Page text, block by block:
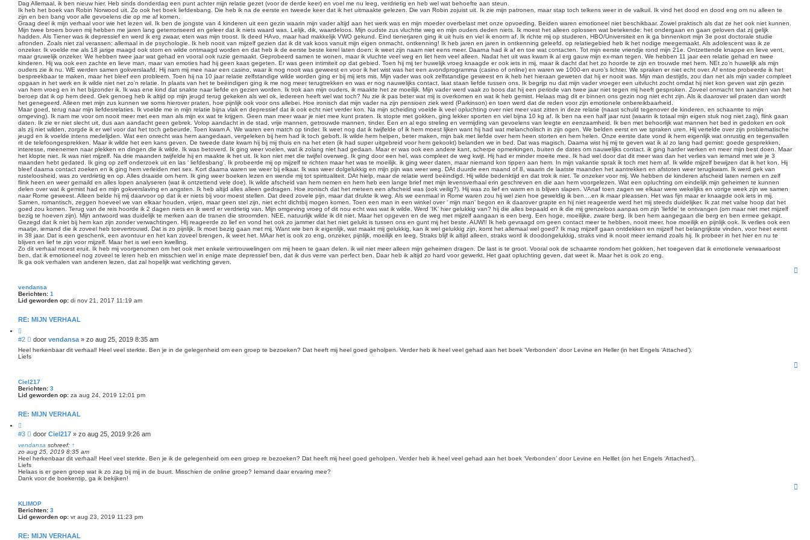
n
e
e
r
r
i
c
h
t
Dag Allemaal, ik ben nieuw hier. Heb sinds donderdag een punt achter mijn relatie gezet (voor de derde keer) en voel me nu leeg, verdrietig en heb wel wat behoefte aan steun.
Ik heb het boek van Robin Norwood uit. Zo ook het boek liefdesbang. Die heb ik na de eerste en tweede keer dat ik het uitmaakte gelezen. Die van Robin zojuist uit. Ik zie mijn patronen, maar stap toch telkens weer in de valkuil. Ik vind het dood en dood eng om nu alleen te
zijn en ben bang voor alle gevoelens die op me af komen.
Graag deel ik mijn verhaal voor wie het lezen wil. Ik ben de jongste van 4 kinderen uit een gezin waarin mijn vader altijd aan het werk was en mijn moeder overbelast met onze opvoeding. Beiden waren emotioneel niet beschikbaar. Zowel praktisch als dat ze het ook niet kunnen.
Mijn twee broers boven mij hebben me jaren lang geterroriseerd en geleer dat ik niets waard was. Lelijk, dik, waardeloos. Mijn oudste zus vluchtte weg en mijn ouders deden niets. Ik moest het alleen oplossen wat betekende: het ondergaan en gaan geloven dat zij gelijk
hadden. Als Tiener was ik depressief en werd ik erg zwaar, eten was mijn troost. Ik deed HAvo, maar had makkelijk VWO gekund. Eind tienerjaren ging ik uit huis en viel ik enorm af. Ik richte mij op studeren, HBO/Universiteit en ik ga binnenkort mijn 3e post doctorale studie
afronden. Zoals niet zal verassen: allemaal in de psychologie. Ik heb nooit van mijzelf gezien dat ik dit vak koos vanuit mijn eigen onmacht, ontkenning! Ik heb jaren en jaren in ontkenning geleefd. op relatiegebied heb ik het nodige meegemaakt. Als adolescent was ik ze
onzeker. Ik voelde me als 18 jarige maagd ook stom en wilde ontmaagd worden en dat heb ik de eerste beste kerel laten doen: ik weet zijn naam niet eens meer. Daarna had ik af en toe wat contacten. Tot mijn eerste vriendje rond mijn 21e. Ontzettende knappe en lieve vent,
maar gruwelijk onzeker. We hebben twee jaar wat gehad en vooral ook ruzie gemaakt. Geprobeerd samen te wonen, maar ik vluchte veel weg en liet hem veel alleen. Nadat het uit was kwam ik al erg gauw mijn ex-man tegen. We hebben 11 jaar een relatie gehad en twee
kinderen. Hij wa ook een zachte en lieve man, maar van emoties had hij geen kaas gegeten. Er was geen intimiteit op dat gebied. Toen hij mij ter huwelijk vroeg knaagde er ook iets in mij, maar ik dacht dat het zo hoorde te zijn en trouwde met hem. NEt zo’n huwelijk als mijn
ouders zie ik nu. WE werden samen gokverslaafd. Hij nam mij mee naar een casino, waar ik nog nooit was geweest en voor ik het wist was het een avondprogramma (casino of online) en waren we 1000-en euro’s lichter. We spraken er niet echt over. Af entoe probeerde ik het
bespreekbaar te maken, maar het bleef een probleem. Toen hij na 10 jaar relatie zelfstandige wilde worden ging er bij mij iets mis. Mijn vader was ook zelfstandige geweest en ik heb het hieraan geweten dat hij er nooit was. Mijn man destijds, zou dan net als mijn vader compleet
opgaan in het werk en ik wilde niet net zo’n relatie. In plaats van het te beëindigen ging ik me nog meer terugtrekken en was er nog nauwelijks contact, laat staan liefde tussen ons. Ik begrijp nu dat mijn vader vroeger een uitvlucht zocht omdat hij niet kon geven wat zijn gezin
van hem vroeg en in het bijzonder ik. Ik was ene kind dat snakte naar liefde en gezien worden. Ik trok aan mijn ouders, ik maakte het ze moeilijk. Mijn vader werd vaak zo boos dat hij een periode van twee jaar niet tegen mij heeft gesproken. Zoveel onmacht ten aanzien van het
beroep dat ik op hem deed. Gek genoeg heb ik altijd op mijn jeugd terug gekeken als wel ok, iedereen heeft wel wat toch? Nu zie ik pas beter wat mij is overkomen en wat ik heb gemist. Helaas mag dit er binnen ons gezin nog niet echt zijn. Als ik daarover wil praten dan wordt
het genegeerd. Alleen met mijn zus kunnen we soms hierover praten, hoe pijnlijk ook voor ons allebei. Hoe ironisch dat mijn vader na zijn pensioen ziek werd (Parkinson) en toen werd dat de reden voor zijn emotionele onbereikbaarheid.
Maar goed, terug naar mijn liefdesrelaties. Ik voelde me in mijn relatie bijna vlak en depressief dat ik ook echt niet verder kon. Na mijn scheiding voelde ik veel opluchting over niet meer vast zitten in deze relatie (naast schuld tegenover de kinderen, en schaamte to mijn
omgeving). Ik nam me voor om nooit meer met een man als mijn ex wat te krijgen. Geen man meer waar je niet mee kunt praten. Ik stopte met gokken, ging lekker sporten en viel bijna 10 kg af. Ik ben na een half jaar rust (waarin ik totaal mijn eigen stuk nog niet zag), flink gaan
daten. Ik zie er niet slecht uit, dus aan aandacht geen gebrek. Volop aandacht in de stad, vrije mannen, getrouwde mannen, tinder. Een en al ego streling en vermijding van gevoelens van leegte en eenzaamheid. Ik ben met behoorlijk wat mannen het bed in gedoken en ook
als zij niet wilden, zorgde ik er wel voor dat het toch gebeurde. Toen kwam A. We waren een match op tinder. Ik weet nog dat ik twijfelde of ik hem moest lijken want hij had wat melancholisch in zijn ogen. We belden eerst en we spraken uren. Hij vertelde over zijn problematische
jeugd en ik voelde intens medelijden. Wat een onrecht was hem aangedaan, vergeleken bij hem had ik toch geboft. Ik wilde hem helpen, beter maken, mijn bak met liefde over hem heen storten en hem helen. Onze eerste date vond ik hem eigenlijk wat onrustig en tegenvallen
rit de telefoongesprekken. Maar ik wilde het een kans geven. De tweede date kwam hij bij mij thuis en na het eten (ik had super uitgebreid voor hem gekookt) belanden we in bed. Dat was magisch. Daarna wist hij mij te geven wat ik al zo lang had gemist: goede gesprekken,
interesse, meenemen naar plekken en dingen die ik wilde. Ik was betoverd. Ik ging weer voelen, wat ik zolang niet had gedaan. Maar er was ook een andere kant, scherpe opmerkingen, buiten de dates om nauwelijks contact. ik ging harder werken en meer mijn best doen. Maar
het klopte niet. Ik was niet mijzelf. Na drie maanden twijfelde hij en maakte ik het uit. Ik kon niet met die twijfel overweg. Ik ging door een hel, was compleet de weg kwijt. Hij had er minder moeite mee. Ik had wel door dat dit meer was dan het verlies van iemand met wie je 3
maanden hebt gedated. Ik ging op zelf onderzoek uit en las ‘ liefdesbang’. Ik probeerde mij op mijzelf te richten maar het was te moeilijk. ik ging weer daten, maar niemand kon tippen aan hem. In mijn vakantie sprak ik toch met hem af. Ik wilde mijzelf bewijzen dat ik het kon. Hij
bleef daarna contact zoeken en ik ging hem verleiden met sex. Kort daarna waren we weer bij elkaar. Ik was weer dolgelukkig en mijn pijn was weer weg. DAt duurde een maand of 8, waarin de laatste maanden het aantrekken en afstoten weer terugkwam. Ik werd gek van
rusteloosheid, was zo verdrietig en op. Alles draaide om hem. Ik ging weer boeken lezen en wende mij tot spiritualiteit. DAt hielp, maar de relatie werd beëindigd. Hij wilde bedenktijd en dat trok ik niet. Te onzeker voor mij. We hebben de kinderen afscheid laten nemen en zelf
flink heen en weer gemaild en alles lopen analyseren (wat ik ontzettend vele doe). Ik wilde afscheid van hem nemen en hem heb een lange brief met mijn levensverhaal erin geschreven en die aan hem voorgelezen. Wat een opluchting om eindelijk mijn geheimen te kunnen
delen over wat ik gemist had en mijn gokverslaving en angsten. Ik heb altijd alles alleen gedragen. Hoe ironisch dat het meteen een afscheid was (ook veilig?). Hij was zo lief en warm en is blijven slapen. VAnaf toen zagen we elkaar were wekelijks en vorige week zijn we samen
naar Rome geweest. Alleen belde hij mij daarvoor op dat ik er niets bij voor moest stellen. Dat deed zovele pijn, maar dat drukte ik weg. Als we eenmaal in Rome waren zou hij wel zien hoe geweldig ik ben....en ik maar pleassen. Het was fijn maar er knaagde ook iets in mij.
Samen, romantisch, zeggen hoeveel we van elkaar houden, vrijen, maar geen stel zijn, niet echt dichtbij mogen komen. Toen een man in een winkel over ‘ mijn man’ begon en ik daarover grapte en hij niet reageerde werd het mij steeds duidelijker. Ik zat met valse hoop dat het
goed zou komen. Terug van de reis hoorde ik 2 dagen niets en ik werd er verdrietig van. Mijn omgeving vroeg of dit nou echt was wat ik wilde. Werd ‘IK’ hier gelukkig van? hij die alles bepaald en ik die mij grenzeloos aanpas om zijn ‘liefde’ te ontvangen (om maar niet met mijzelf
bezig te hoeven zijn). Mijn antwoord was duidelijk te merken aan de tranen die stroomden. NEE, natuurlijk wilde ik dit niet. Maar het opgeven en de weg met mijzelf aangaan is een berg. Een hoge, moeilijke, zware berg. Ik ben hem aangegaan die berg en ben ermee gekapt.
Gezegd dat ik niet bij hem kan zijn zonder verwachtingen. HIj reageerde zo lief en vond het ook zo jammer dat het niet gelukt is tussen ons en gunt mij het beste. AUW!! Ik heb gevraagd om geen contact meer te hebben, nooit meer. hoe moeilijk en pijnlijk ook. Ik verlies ook een
maatje, iemand die ik zoveel heb toevertrouwd. Dat is zo pijnlijk. Ik moet bezig gaan met mij. Want wie ben ik eigenlijk, wat maakt mij gelukkig, kan ik wel gelukkig zijn, komt het allemaal wel goed? Ik mag mijzelf gaan ontdekken en mijzelf het belangrijkste vinden, voor heet eerst
in 38 jaar. Dat is een geschenk, een avontuur en het kan zoveel brengen, ik weet het. MAar het is ook zo eng, onzeker, pijnlijk, moeilijk en leeg. Straks blijf ik altijd alleen, straks word ik doodongelukkig, straks vind ik nooit meer iemand zoals hij. Ik probeer in het hier en nu te
blijven en lief te zijn voor mijzelf. Maar het is wel een kwelling.
Zo dit verhaal moest eruit. Ik heb mij voorgenomen om het ook met enkele vertrouwelingen om mij heen te gaan delen. ik wil niet meer alleen mijn geheimen dragen. De last is te groot. Vooral ook de schaamte rondom het gokken, het toegeven dat ik emotionele verwaarloost
ben, dat ik emotioneel nog zoveel te leren heb en misschien wel in enige mate depressief ben, dat ik dus verre van perfect ben. Daar heb ik altijd zo hard voor gewerkt. Het gaat opluchting geven, dat weet ik. Maar het is ook zo eng.
Ik ga ook verhalen van anderen lezen, dat zal hopelijk wat verlichting geven.
vendansa
Berichten: 1
Lid geworden op: di nov 21, 2017 11:19 am
RE: MIJN VERHAAL
i
t
e
e
#2
B
e
r
h
t
door vendansa » zo aug 25, 2019 8:35 am
Heel herkenbaar dit verhaal! Heel veel sterkte. Ben je in de gelegenheid om een groep te bezoeken? Dat heeft mij heel goed geholpen. Verder heb ik heel veel gehad aan het boek ‘Verbonden’ door Levine en Heller (in het Engels ‘Attached’).
Liefs
Ciel217
Berichten: 3
Lid geworden op: za aug 24, 2019 12:01 pm
RE: MIJN VERHAAL
i
t
e
e
r
#3
B
e
r
c
h
door Ciel217 » zo aug 25, 2019 9:26 am
vendansa schreef: ↑
zo aug 25, 2019 8:35 am
Heel herkenbaar dit verhaal! Heel veel sterkte. Ben je ik de gelegenheid om een groep re bezoeken? Dat heeft mij heel goed geholpen. Verder heb ik heel veel gehad aan het boek ‘Verbonden’ door Levine en Helllet (on het Engels ‘Attached’).
Liefs
Helaas is er geen groep wat ik zo zag bij mij in de buurt. Misschien de online groep? Iemand daar ervaring mee?
Dank voor de boekentip, ga ik bekijken!
KLIMOP
Berichten: 3
Lid geworden op: vr aug 23, 2019 11:23 pm
RE: MIJN VERHAAL